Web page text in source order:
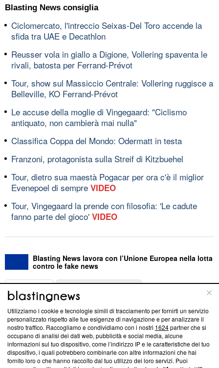
Blasting News consiglia
Ciclomercato, l'intreccio Seixas-Del Toro accende la
sfida tra UAE e Decathlon
Reusser vola in giallo a Digione, Vollering spaventa le
rivali, batosta per Ferrand-Prévot
Tour, show sul Massiccio Centrale: Vollering ruggisce a
Belleville, KO Ferrand-Prévot
Le accuse della moglie di Vingegaard: "Ciclismo
antiquato, non cambierà mai nulla"
Classifica Coppa del Mondo: Odermatt in testa
Franzoni, protagonista sulla Streif di Kitzbuehel
Tour, dietro sua maestà Pogacar per ora c'è il miglior
Evenepoel di sempre VIDEO
Tour, Vingegaard la prende con filosofia: 'Le cadute
fanno parte del gioco' VIDEO
Blasting News lavora con l’Unione Europea nella lotta
contro le fake news
ABOUT
Questa sezione offre informazioni trasparenti su Blasting
News, sui nostri processi editoriali e su come ci impegniamo a
creare news di qualità. Inoltre, afferma la nostra aderenza a
‘Trust Project - News with Integrity’Blasting News non è
ancora membro del programma, ma ha richiesto di farne
Utilizziamo i cookie e tecnologie simili di tracciamento per fornirti un servizio
personalizzato rispetto alle tue esigenze di navigazione e per analizzare il
nostro traffico. Raccogliamo e condividiamo con i nostri 1624partner che si
occupano di analisi dei dati web, pubblicità e social media, alcune
informazioni sul tuo dispositivo, come l’indirizzo IP e le caratteristiche del tuo
dispositivo, i quali potrebbero combinarle con altre informazioni che hai
fornito loro o che hanno raccolto dal tuo utilizzo dei loro servizi. Puoi